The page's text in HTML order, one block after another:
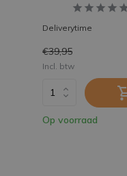
Deliverytime
€39,95
Incl. btw
Op voorraad